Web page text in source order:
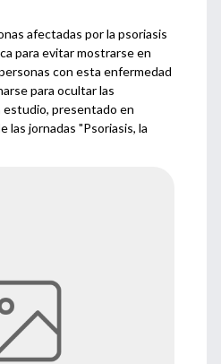
afectadas por la psoriasis
para evitar mostrarse en
con esta enfermedad
para ocultar las
estudio, presentado en
las jornadas "Psoriasis, la